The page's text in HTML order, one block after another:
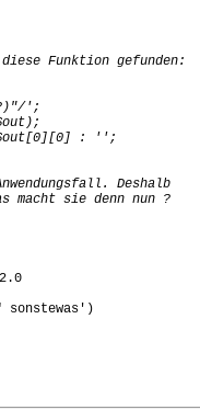
sonstewas')